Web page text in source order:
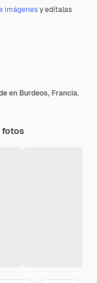
imágenesy edítalas
en Burdeos, Francia.
fotos